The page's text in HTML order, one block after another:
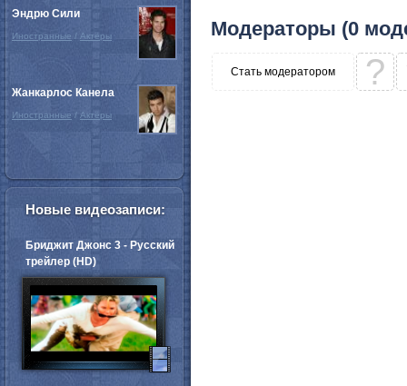
Модераторы (0
Стать модератором ?
Эндрю Сили
Иностранные / Актёры
Жанкарлос Канела
Иностранные / Актёры
Новые видеозаписи:
Бриджит Джонс 3 - Русский
трейлер (HD)